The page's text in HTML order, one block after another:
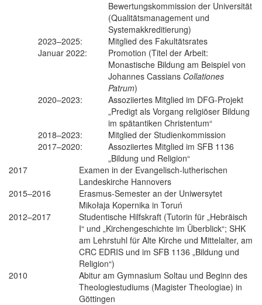
Bewertungskommission der Universität
(Qualitätsmanagement und
Systemakkreditierung)
2023–2025:
Mitglied des Fakultätsrates
Januar 2022:
Promotion (Titel der Arbeit:
Monastische Bildung am Beispiel von
Johannes Cassians Collationes
Patrum)
2020–2023:
Assoziiertes Mitglied im DFG-Projekt
„Predigt als Vorgang religiöser Bildung
im spätantiken Christentum“
2018–2023:
Mitglied der Studienkommission
2017–2020:
Assoziiertes Mitglied im SFB 1136
„Bildung und Religion“
2017
Examen in der Evangelisch-lutherischen
Landeskirche Hannovers
2015–2016
Erasmus-Semester an der Uniwersytet
Mikołaja Kopernika in Toruń
2012–2017
Studentische Hilfskraft (Tutorin für „Hebräisch
I“ und „Kirchengeschichte im Überblick“; SHK
am Lehrstuhl für Alte Kirche und Mittelalter, am
CRC EDRIS und im SFB 1136 „Bildung und
Religion“)
2010
Abitur am Gymnasium Soltau und Beginn des
Theologiestudiums (Magister Theologiae) in
Göttingen